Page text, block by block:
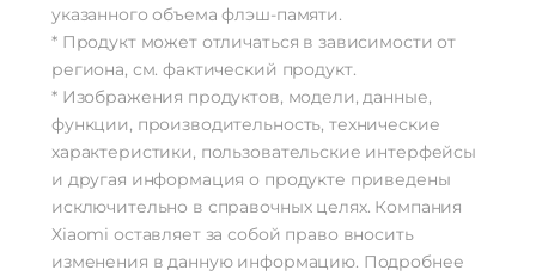
указанного объема флэш-памяти.
* Продукт может отличаться в зависимости от
региона, см. фактический продукт.
* Изображения продуктов, модели, данные,
функции, производительность, технические
характеристики, пользовательские интерфейсы
и другая информация о продукте приведены
исключительно в справочных целях. Компания
Xiaomi оставляет за собой право вносить
изменения в данную информацию. Подробнее